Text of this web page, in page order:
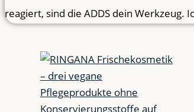
reagiert, sind die ADDS dein Werkzeug.